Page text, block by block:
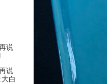
说
说
白